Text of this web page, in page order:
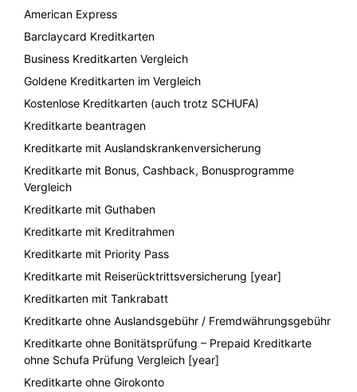
American Express
Barclaycard Kreditkarten
Business Kreditkarten Vergleich
Goldene Kreditkarten im Vergleich
Kostenlose Kreditkarten (auch trotz SCHUFA)
Kreditkarte beantragen
Kreditkarte mit Auslandskrankenversicherung
Kreditkarte mit Bonus, Cashback, Bonusprogramme
Vergleich
Kreditkarte mit Guthaben
Kreditkarte mit Kreditrahmen
Kreditkarte mit Priority Pass
Kreditkarte mit Reiserücktrittsversicherung [year]
Kreditkarten mit Tankrabatt
Kreditkarte ohne Auslandsgebühr / Fremdwährungsgebühr
Kreditkarte ohne Bonitätsprüfung – Prepaid Kreditkarte
ohne Schufa Prüfung Vergleich [year]
Kreditkarte ohne Girokonto